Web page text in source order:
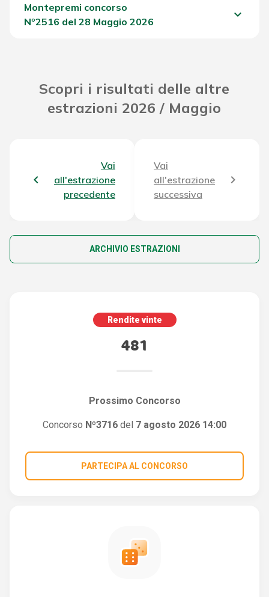
Montepremi concorso
Nº2516 del 28 Maggio 2026
keyboard_arrow_down
Scopri i risultati delle altre
estrazioni 2026 / Maggio
Vai
all'estrazione
precedente
Vai
all'estrazione
successiva
ARCHIVIO ESTRAZIONI
Rendite vinte
481
Prossimo Concorso
Concorso Nº3716 del 7 agosto 2026 14:00
PARTECIPA AL CONCORSO